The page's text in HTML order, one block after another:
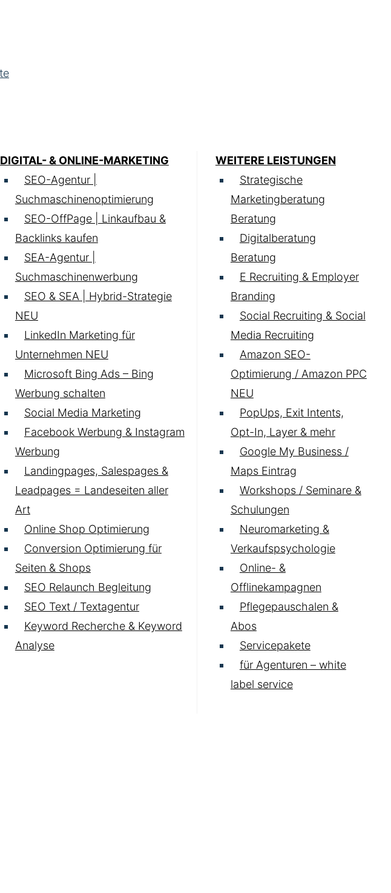
DIGITAL- & ONLINE-MARKETING
SEO-Agentur |
Suchmaschinenoptimierung
SEO-OffPage | Linkaufbau &
Backlinks kaufen
SEA-Agentur |
Suchmaschinenwerbung
SEO & SEA | Hybrid-Strategie
NEU
LinkedIn Marketing für
Unternehmen NEU
Microsoft Bing Ads – Bing
Werbung schalten
Social Media Marketing
Facebook Werbung & Instagram
Werbung
Landingpages, Salespages &
Leadpages = Landeseiten aller
Art
Online Shop Optimierung
Conversion Optimierung für
Seiten & Shops
SEO Relaunch Begleitung
SEO Text / Textagentur
Keyword Recherche & Keyword
Analyse
WEITERE LEISTUNGEN
Strategische
Marketingberatung
Beratung
Digitalberatung
Beratung
E Recruiting & Employer
Branding
Social Recruiting & Social
Media Recruiting
Amazon SEO-
Optimierung / Amazon PPC
NEU
PopUps, Exit Intents,
Opt-In, Layer & mehr
Google My Business /
Maps Eintrag
Workshops / Seminare &
Schulungen
Neuromarketing &
Verkaufspsychologie
Online- &
Offlinekampagnen
Pflegepauschalen &
Abos
Servicepakete
für Agenturen – white
label service